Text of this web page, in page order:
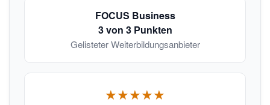
FOCUS Business
3 von 3 Punkten
Gelisteter Weiterbildungsanbieter
★★★★★